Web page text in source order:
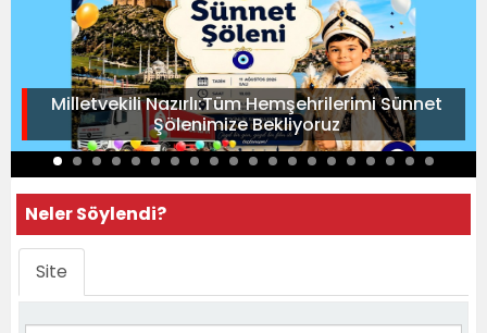
Milletvekili Nazırlı:Tüm Hemşehrilerimi Sünnet
Şölenimize Bekliyoruz
Neler Söylendi?
Site